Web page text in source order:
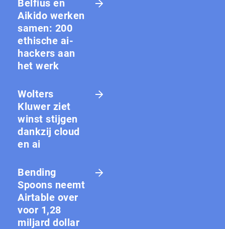
Belfius en
Aikido werken
samen: 200
ethische ai-
hackers aan
het werk
Wolters
Kluwer ziet
winst stijgen
dankzij cloud
en ai
Bending
Spoons neemt
Airtable over
voor 1,28
miljard dollar